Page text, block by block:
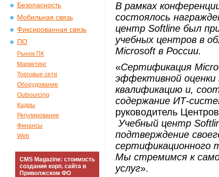
Безопасность
Мобильная связь
Фиксированная связь
ПО
Рынок ПК
Маркетинг
Торговые сети
Оборудование
Outsourcing
Кадры
Регулирование
Финансы
Web
CMS Magazine: стоимость
создания корп. сайта в
Приволжском ФО
В рамках
состоялось
центр Softline был
учебных центров в
Microsoft в России.
«Сертификация
эффективной оценки
квалификацию и,
содержание ИТ-
руководитель
Учебный центр
подтверждение
сертификационного
Мы стремимся к
услуг».